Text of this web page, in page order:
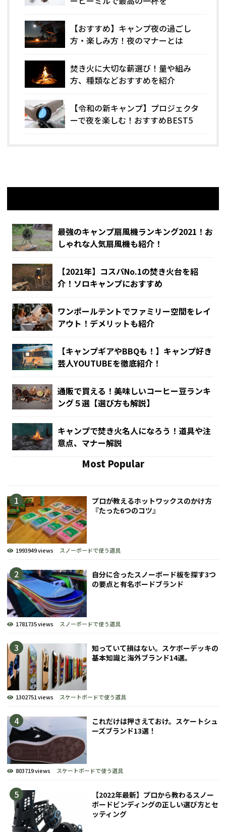
【おすすめ】キャンプ夜の過ごし
方・楽しみ方！夜のマナーとは
焚き火に大切な薪選び！量や組み
方、種類などおすすめを紹介
【令和の新キャンプ】プロジェクタ
ーで夜を楽しむ！おすすめBEST5
最強のキャンプ扇風機ランキング2021！お
しゃれな人気扇風機も紹介！
【2021年】コスパNo.1の焚き火台を紹
介！ソロキャンプにおすすめ
ワンポールテントでファミリー空間をレイ
アウト！デメリットも紹介
【キャンプギアやBBQも！】キャンプ好き
芸人YOUTUBEを徹底紹介！
通販で買える！美味しいコーヒー豆ランキ
ング５選【選び方も解説】
キャンプで焚き火名人になろう！道具や注
意点、マナー解説
Most Popular
プロが教えるホットワックスのかけ方
『たった6つのコツ』
1993949 views スノーボードで使う道具
自分に合ったスノーボード板を探す3つ
の要点と有名ボードブランド
1781735 views スノーボードで使う道具
知っていて損はない。スケボーデッキの
基本知識と海外ブランド14選。
1302751 views スケートボードで使う道具
これだけは押さえておけ。スケートシュ
ーズブランド13選！
803719 views スケートボードで使う道具
【2022年最新】プロから教わるスノー
ボードビンディングの正しい選び方とセ
ッティング